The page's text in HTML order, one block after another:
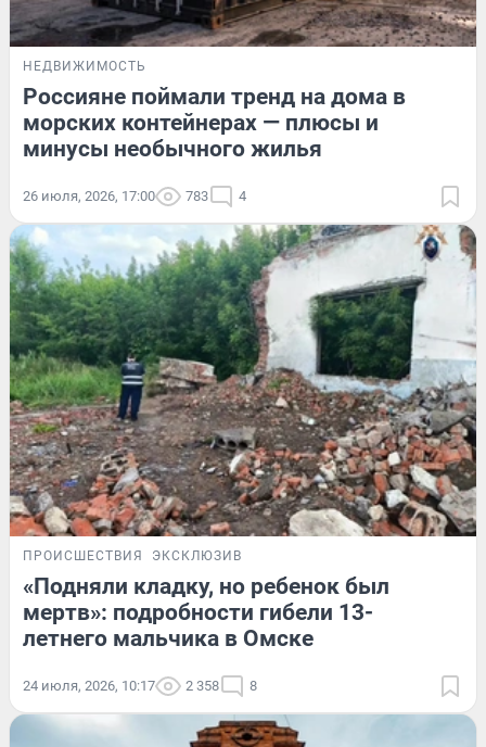
НЕДВИЖИМОСТЬ
Россияне поймали тренд на дома в
морских контейнерах — плюсы и
минусы необычного жилья
26 июля, 2026, 17:00 783 4
ПРОИСШЕСТВИЯ ЭКСКЛЮЗИВ
«Подняли кладку, но ребенок был
мертв»: подробности гибели 13-
летнего мальчика в Омске
24 июля, 2026, 10:17 2 358 8